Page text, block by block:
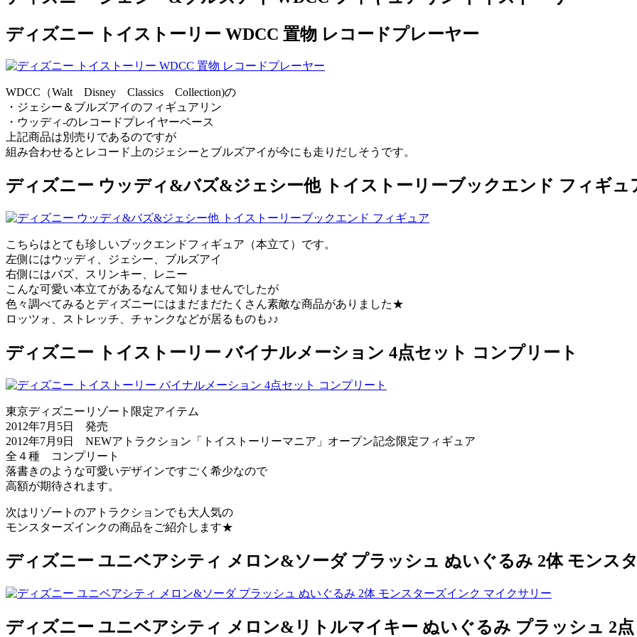
ディズニー トイストーリー WDCC 置物 レコードプレーヤー
WDCC（Walt Disney Classics Collection)の
・ジェシー＆ブルズアイのフィギュアリン
・ウッディ-のレコードプレイヤーベース
上記商品は別売りであるのですが
組み合わせるとレコード上のジェシーとブルズアイが今にも走りだしそうです。
ディズニー ウッディ&バズ&ジェシー他 トイストーリーブックエンド フィギュ
こちらはとても珍しいブックエンドフィギュア（本立て）です。
左側にはウッディ、ジェシー、ブルズアイ
右側にはバズ、スリンキー、レニー
こんな可愛い本立てがあるなんて知りませんでしたが
色々調べてみるとディズニーにはまだまだたくさん素敵な商品がありました★
ロッツォ、ストレッチ、チャンクなどが居るものも♪♪
ディズニー トイストーリー バイナルメーション 4点セット コンプリート
東京ディズニーリゾート限定アイテム
2012年7月5日 発売
2012年7月9日 NEWアトラクション「トイストーリーマニア」オープン記念限定フィギュア
全４種 コンプリート
落書きのような可愛いデザインですごく希少なので
高額が期待されます。
次はリゾートのアトラクションでも大人気の
モンスターズインクの商品をご紹介します★
ディズニー ユニベアシティ メロン&ソーダ プラッシュ ぬいぐるみ 2体 モンス
ディズニー ユニベアシティ メロン&リトルマイキー ぬいぐるみ プラッシュ 2